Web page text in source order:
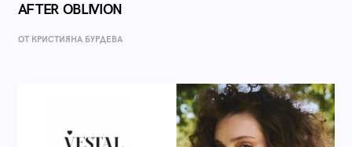
AFTER OBLIVION
ОТ КРИСТИЯНА БУРДЕВА